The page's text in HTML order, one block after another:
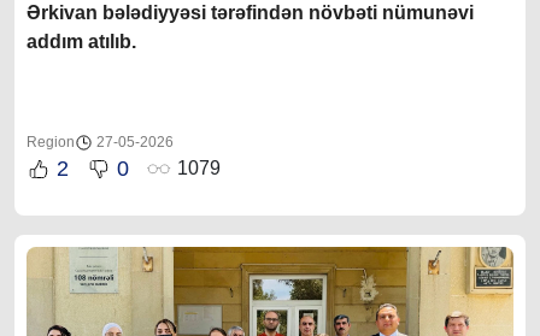
Ərkivan bələdiyyəsi tərəfindən növbəti nümunəvi
addım atılıb.
Region 27-05-2026
2 0 1079